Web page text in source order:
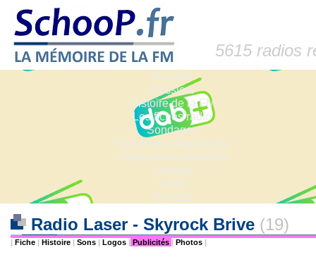
5615 radios
Accueil
Dossiers
Histoire de la FM
Les fiches radio
Sondages
Anciennes fréquences
Fréquences actuelles
Lexique
Liens
Contact
Radio Laser - Skyrock Brive (19)
| Fiche | Histoire | Sons | Logos | Publicités | Photos |